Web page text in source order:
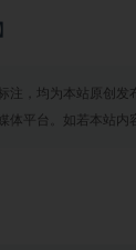
注，均为本站原创
体平台。如若本站内